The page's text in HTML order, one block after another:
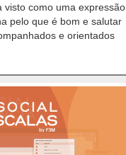
visto como uma expressão
pelo que é bom e salutar
e orientados